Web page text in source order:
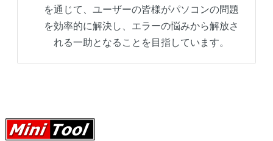
を通じて、ユーザーの皆様がパソコンの問題
を効率的に解決し、エラーの悩みから解放さ
れる一助となることを目指しています。